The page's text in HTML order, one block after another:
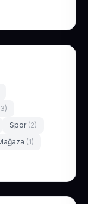
Spor (2)
(1)